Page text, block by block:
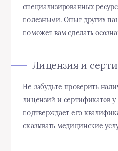
специализированных
полезными. Опыт других
поможет вам сделать
Лицензия и
Не забудьте проверить
лицензий и сертификатов у
подтверждает его
оказывать медицинские